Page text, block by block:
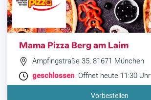
Mama Pizza Berg am Laim
Ampfingstraße 35, 81671 München
geschlossen. Öffnet heute 11:30 Uhr
Vorbestellen